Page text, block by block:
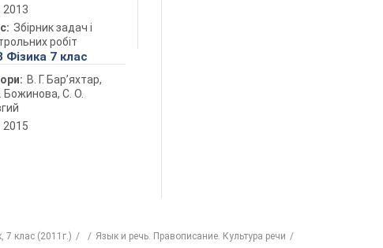
2013
Збірник задач і
робіт
Фізика 7 клас
В. Г. Бар’яхтар,
Божинова, С. О.
2015
7 клас (2011г.)
Язык и речь. Правописание. Культура речи